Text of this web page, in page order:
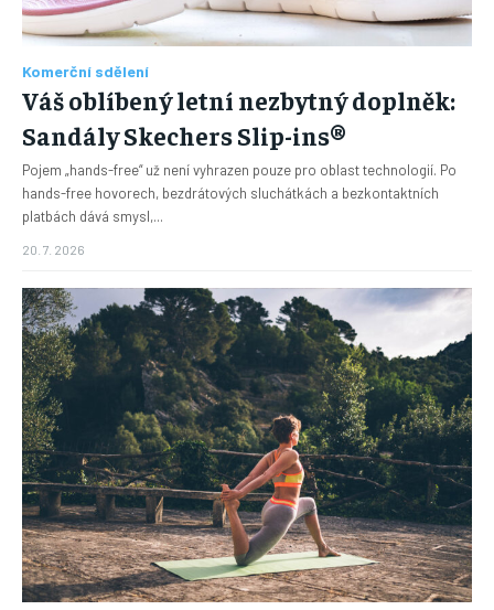
Komerční sdělení
Váš oblíbený letní nezbytný doplněk:
Sandály Skechers Slip-ins®
Pojem „hands-free“ už není vyhrazen pouze pro oblast technologií. Po
hands-free hovorech, bezdrátových sluchátkách a bezkontaktních
platbách dává smysl,...
20. 7. 2026